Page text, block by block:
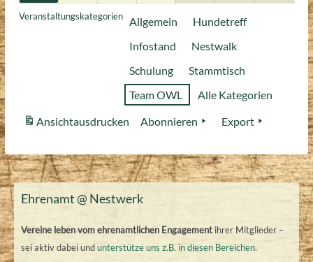
2026
(1
2026
2026
2026
Veranstaltungskategorien Allgemein
Hundetreff
Infostand
Nestwalk
Schulung
Stammtisch
Team OWL
Alle Kategorien
Ansichtausdrucken Abonnieren Export
Ehrenamt @ Nestwerk
Vereine leben vom ehrenamtlichen Engagementihrer Mitglieder –
sei aktiv dabei undunterstütze uns z.B. in diesen Bereichen.